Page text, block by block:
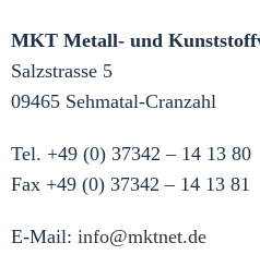
MKT Metall- und
Salzstrasse 5
09465 Sehmatal-Cranzahl
Tel. +49 (0) 37342 – 14 13 80
Fax +49 (0) 37342 – 14 13 81
E-Mail: info@mktnet.de